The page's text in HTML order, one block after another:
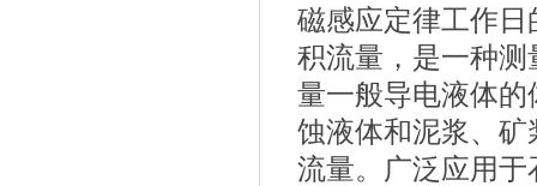
磁感应定律工作
积流量，是一种
量一般导电液体
蚀液体和泥浆、
流量。广泛应用